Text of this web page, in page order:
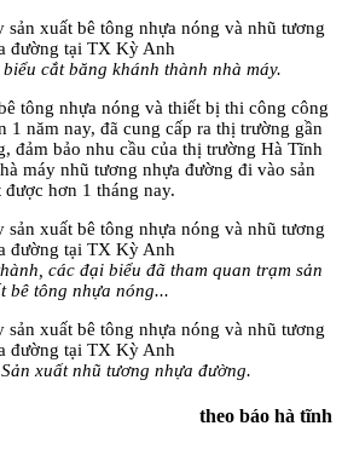
cắt băng khánh thành nhà máy.
tông nhựa nóng và thiết bị thi công công
1 năm nay, đã cung cấp ra thị trường gần
đảm bảo nhu cầu của thị trường Hà Tĩnh
máy nhũ tương nhựa đường đi vào sản
được hơn 1 tháng nay.
các đại biểu đã tham quan trạm sản
bê tông nhựa nóng...
xuất nhũ tương nhựa đường.
theo báo hà tĩnh